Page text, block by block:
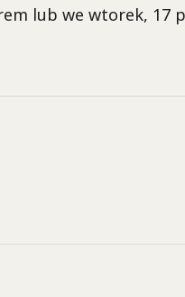
lub we wtorek, 17